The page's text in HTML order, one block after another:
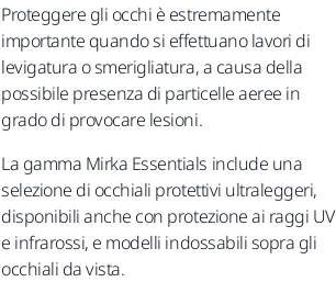
Proteggere gli occhi è estremamente
importante quando si effettuano lavori di
levigatura o smerigliatura, a causa della
possibile presenza di particelle aeree in
grado di provocare lesioni.
La gamma Mirka Essentials include una
selezione di occhiali protettivi ultraleggeri,
disponibili anche con protezione ai raggi UV
e infrarossi, e modelli indossabili sopra gli
occhiali da vista.